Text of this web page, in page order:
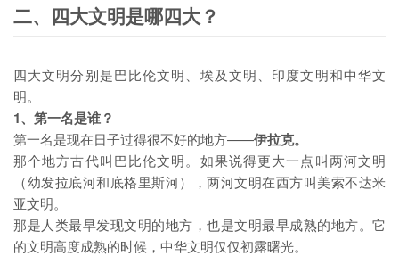
二、四大文明是哪四大？
四大文明分别是巴比伦文明、埃及文明、印度文明和中华文
明。
1、第一名是谁？
第一名是现在日子过得很不好的地方——伊拉克。
那个地方古代叫巴比伦文明。如果说得更大一点叫两河文明
（幼发拉底河和底格里斯河），两河文明在西方叫美索不达米
亚文明。
那是人类最早发现文明的地方，也是文明最早成熟的地方。它
的文明高度成熟的时候，中华文明仅仅初露曙光。